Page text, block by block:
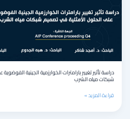
دراسة تأثير تغيير بارامترات الخوارزمية الجينية
شبكات مياه الشرب
الفوضوية
على
في
تصميم
شبكات
مياه
الشرب
قراءة المزيد »